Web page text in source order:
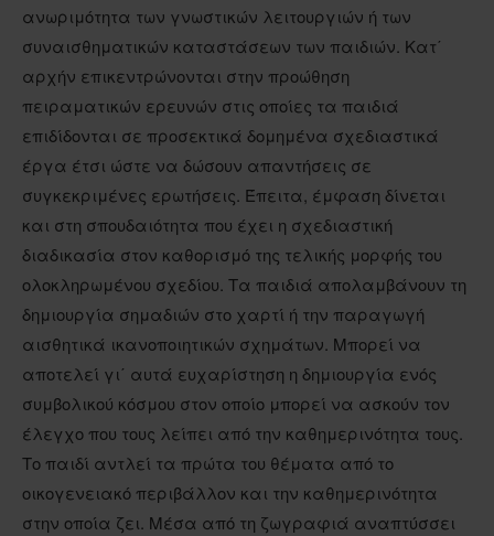
ανωριμότητα των γνωστικών λειτουργιών ή των
συναισθηματικών καταστάσεων των παιδιών. Κατ΄
αρχήν επικεντρώνονται στην προώθηση
πειραματικών ερευνών στις οποίες τα παιδιά
επιδίδονται σε προσεκτικά δομημένα σχεδιαστικά
έργα έτσι ώστε να δώσουν απαντήσεις σε
συγκεκριμένες ερωτήσεις. Έπειτα, έμφαση δίνεται
και στη σπουδαιότητα που έχει η σχεδιαστική
διαδικασία στον καθορισμό της τελικής μορφής του
ολοκληρωμένου σχεδίου. Τα παιδιά απολαμβάνουν τη
δημιουργία σημαδιών στο χαρτί ή την παραγωγή
αισθητικά ικανοποιητικών σχημάτων. Μπορεί να
αποτελεί γι΄ αυτά ευχαρίστηση η δημιουργία ενός
συμβολικού κόσμου στον οποίο μπορεί να ασκούν τον
έλεγχο που τους λείπει από την καθημερινότητα τους.
Το παιδί αντλεί τα πρώτα του θέματα από το
οικογενειακό περιβάλλον και την καθημερινότητα
στην οποία ζει. Μέσα από τη ζωγραφιά αναπτύσσει